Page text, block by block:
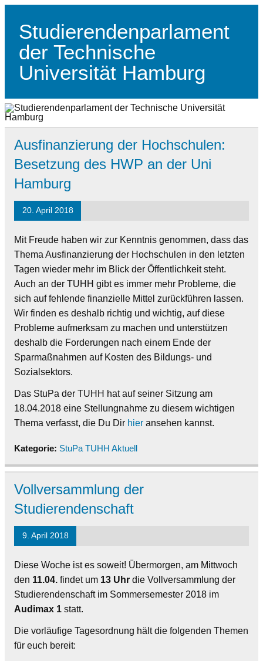
Skip
contentStudierendenparlament
der Technische
Universität Hamburg
Ausfinanzierung der Hochschulen:
Besetzung des HWP an der Uni
Hamburg
20. April 2018
Mit Freude haben wir zur Kenntnis genommen, dass das
Thema Ausfinanzierung der Hochschulen in den letzten
Tagen wieder mehr im Blick der Öffentlichkeit steht.
Auch an der TUHH gibt es immer mehr Probleme, die
sich auf fehlende finanzielle Mittel zurückführen lassen.
Wir finden es deshalb richtig und wichtig, auf diese
Probleme aufmerksam zu machen und unterstützen
deshalb die Forderungen nach einem Ende der
Sparmaßnahmen auf Kosten des Bildungs- und
Sozialsektors.
Das StuPa der TUHH hat auf seiner Sitzung am
18.04.2018 eine Stellungnahme zu diesem wichtigen
Thema verfasst, die Du Dir hier ansehen kannst.
Kategorie: StuPa TUHH Aktuell
Vollversammlung der
Studierendenschaft
9. April 2018
Diese Woche ist es soweit! Übermorgen, am Mittwoch
den 11.04. findet um 13 Uhr die Vollversammlung der
Studierendenschaft im Sommersemester 2018 im
Audimax 1 statt.
Die vorläufige Tagesordnung hält die folgenden Themen
für euch bereit: